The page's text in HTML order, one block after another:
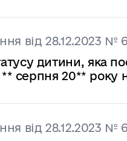
від 28.12.2023 №
дитини, яка
** серпня 20** року
від 28.12.2023 №